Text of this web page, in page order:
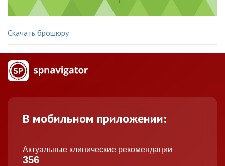
Скачать брошюру
В мобильном приложении:
Актуальные клинические рекомендации
356